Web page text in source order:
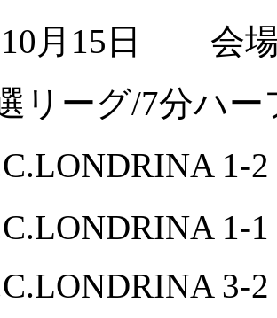
月15日 会場
リーグ/7分ハー
1-
1-
3-